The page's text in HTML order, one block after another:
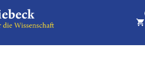
shopping_cart